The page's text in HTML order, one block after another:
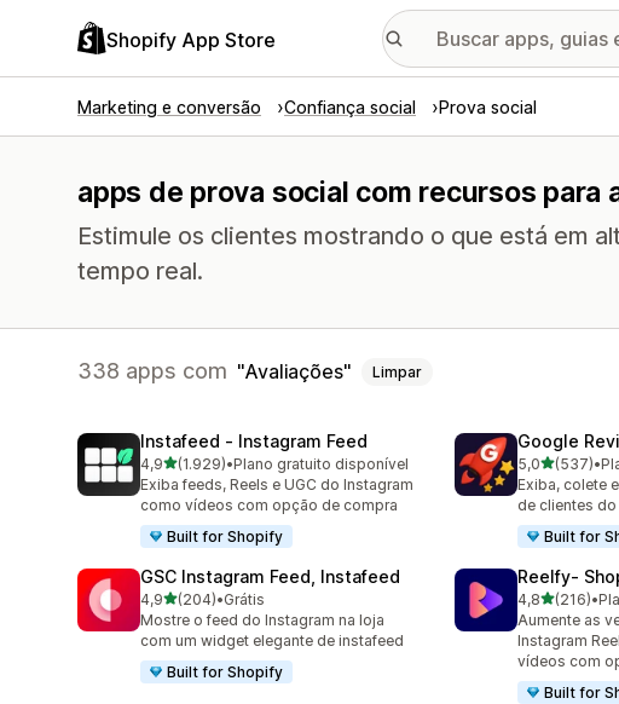
Shopify App Store
Marketing e conversão Confiança social Prova social
apps de prova social com recursos para
Estimule os clientes mostrando o que está em
tempo real.
338 apps com Avaliações Limpar
Instafeed ‑ Instagram Feed
4,9de 5 estrelas
(1.929)
1929 avaliações ao todo
•Plano gratuito disponível
Exiba feeds, Reels e UGC do Instagram
como vídeos com opção de compra
Built for Shopify
Google
5,0de 5(537)
537 •
Exiba, colete
de clientes
Built for
GSC Instagram Feed, Instafeed
4,9de 5 estrelas
(204)
204 avaliações ao todo
•Grátis
Mostre o feed do Instagram na loja
com um widget elegante de instafeed
Built for Shopify
Reelfy‑
4,8de 5(216)
216 •
Aumente as
Instagram
vídeos com
Built for